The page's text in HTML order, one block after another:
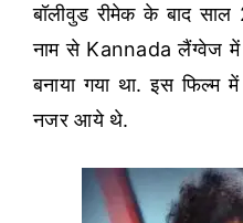
बॉलीवुड रीमेक के बाद
नाम से Kannada लैंग्वेज में
बनाया गया था. इस फिल्म
नजर आये थे.